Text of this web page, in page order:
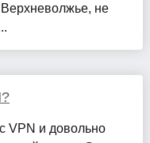
не
VPN и довольно